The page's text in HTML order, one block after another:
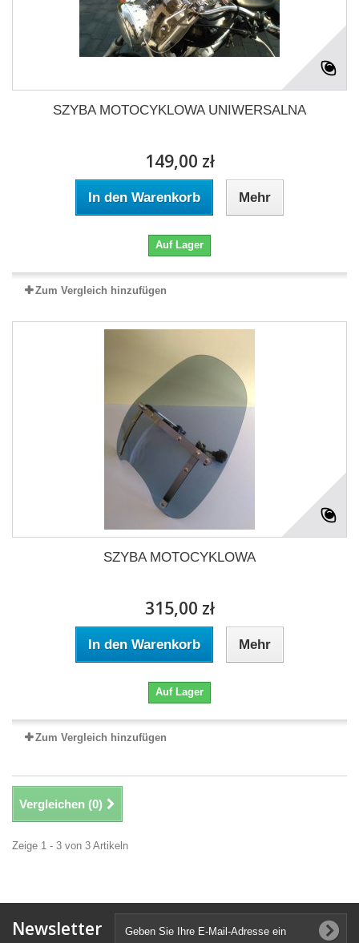
SZYBA MOTOCYKLOWA UNIWERSALNA
149,00 zł
In den Warenkorb Mehr
Auf Lager
Zum Vergleich hinzufügen
SZYBA MOTOCYKLOWA
315,00 zł
In den Warenkorb Mehr
Auf Lager
Zum Vergleich hinzufügen
Vergleichen (0)
Zeige 1 - 3 von 3 Artikeln
Newsletter